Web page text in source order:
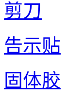
剪刀
告示贴
固体胶